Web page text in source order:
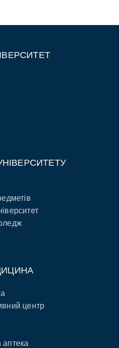
центр